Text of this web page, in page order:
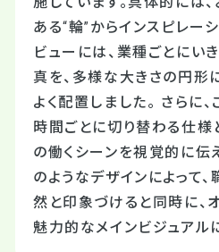
ある“輪”からインスピレー
ビューには、業種ごとにい
真を、多様な大きさの円形
よく配置しました。 さらに
時間ごとに切り替わる仕様
の働くシーンを視覚的に伝
のようなデザインによって
然と印象づけると同時に、
魅力的なメインビジュアル